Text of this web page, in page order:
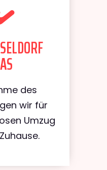
des
wir für
Umzug